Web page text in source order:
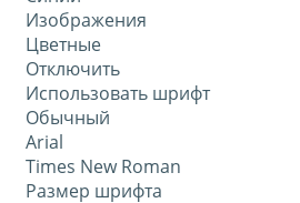
Изображения
Цветные
Отключить
Использовать шрифт
Обычный
Arial
Times New Roman
Размер шрифта